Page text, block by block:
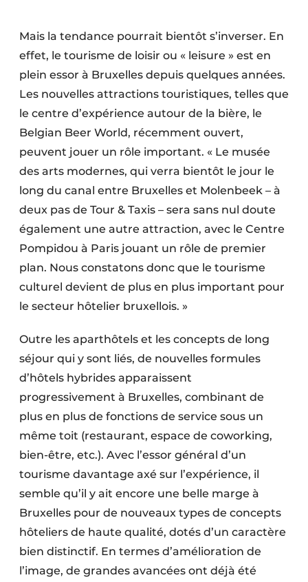
Mais la tendance pourrait bientôt s’inverser. En
effet, le tourisme de loisir ou « leisure » est en
plein essor à Bruxelles depuis quelques années.
Les nouvelles attractions touristiques, telles que
le centre d’expérience autour de la bière, le
Belgian Beer World, récemment ouvert,
peuvent jouer un rôle important. « Le musée
des arts modernes, qui verra bientôt le jour le
long du canal entre Bruxelles et Molenbeek – à
deux pas de Tour & Taxis – sera sans nul doute
également une autre attraction, avec le Centre
Pompidou à Paris jouant un rôle de premier
plan. Nous constatons donc que le tourisme
culturel devient de plus en plus important pour
le secteur hôtelier bruxellois. »
Outre les aparthôtels et les concepts de long
séjour qui y sont liés, de nouvelles formules
d’hôtels hybrides apparaissent
progressivement à Bruxelles, combinant de
plus en plus de fonctions de service sous un
même toit (restaurant, espace de coworking,
bien-être, etc.). Avec l’essor général d’un
tourisme davantage axé sur l’expérience, il
semble qu’il y ait encore une belle marge à
Bruxelles pour de nouveaux types de concepts
hôteliers de haute qualité, dotés d’un caractère
bien distinctif. En termes d’amélioration de
l’image, de grandes avancées ont déjà été